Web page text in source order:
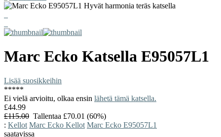
Marc Ecko Katsella E95057L1
Lisää suosikkeihin
*****
Ei vielä arvioitu, olkaa ensin lähetä tämä katsella.
£44.99
£115.00 Tallentaa £70.01 (60%)
: Kellot Marc Ecko Kellot Marc Ecko E95057L1
saatavissa